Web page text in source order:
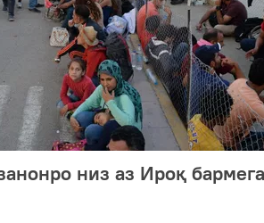
низ аз Ироқ